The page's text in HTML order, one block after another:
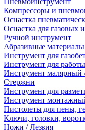
Пневмоинструмент
Компрессоры и
Оснастка
Оснастка для газовых
Ручной инструмент
Абразивные материалы
Инструмент для
Инструмент для
Инструмент
Стержни
Инструмент для
Инструмент
Пистолеты для пены,
Ключи, головки,
Ножи / Лезвия